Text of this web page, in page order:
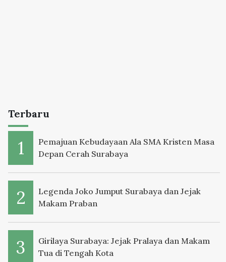
Terbaru
Pemajuan Kebudayaan Ala SMA Kristen Masa
Depan Cerah Surabaya
Legenda Joko Jumput Surabaya dan Jejak
Makam Praban
Girilaya Surabaya: Jejak Pralaya dan Makam
Tua di Tengah Kota